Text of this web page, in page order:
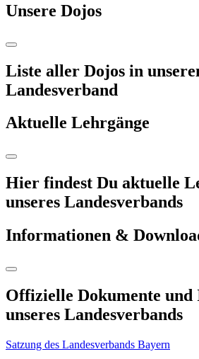
Unsere Dojos
Liste aller Dojos in
Landesverband
Aktuelle Lehrgänge
Hier findest Du aktuelle
unseres Landesverbands
Informationen &
Offizielle Dokumente
unseres Landesverbands
Satzung des Landesverbands Bayern